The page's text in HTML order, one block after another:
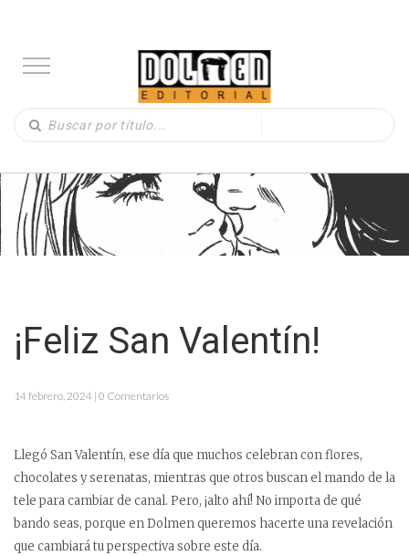
¡Feliz San Valentín!
14 febrero, 2024 | 0 Comentarios
Llegó San Valentín, ese día que muchos celebran con flores,
chocolates y serenatas, mientras que otros buscan el mando de la
tele para cambiar de canal. Pero, ¡alto ahí! No importa de qué
bando seas, porque en Dolmen queremos hacerte una revelación
que cambiará tu perspectiva sobre este día.